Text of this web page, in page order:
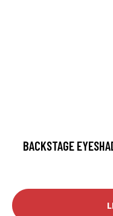
BACKSTAGE